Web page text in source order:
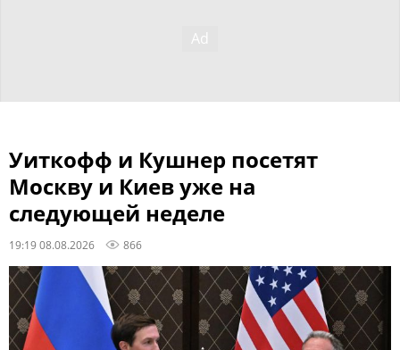
Уиткофф и Кушнер посетят
Москву и Киев уже на
следующей неделе
19:19 08.08.2026 866